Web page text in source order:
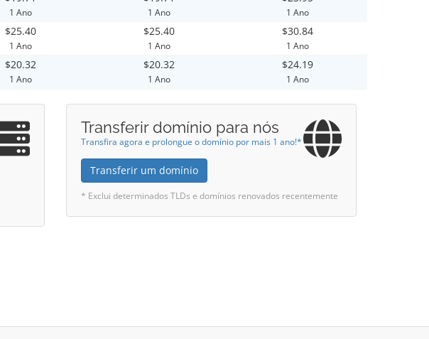
1 Ano 1 Ano 1 Ano
$25.40
1 Ano
$25.40
1 Ano
$30.84
1 Ano
$20.32
1 Ano
$20.32
1 Ano
$24.19
1 Ano
Transferir domínio para nós
Transfira agora e prolongue o domínio por mais 1 ano!*
Transferir um domínio
* Exclui determinados TLDs e domínios renovados recentemente